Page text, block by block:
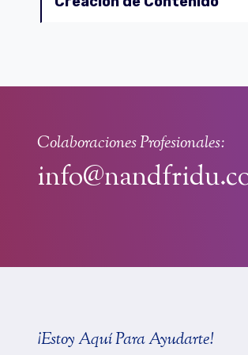
Colaboraciones Profesionales:
¡Estoy Aquí Para Ayudarte!